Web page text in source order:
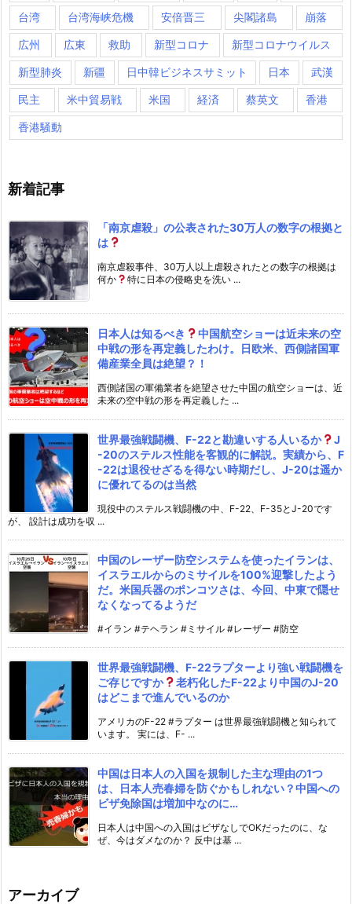
台湾 台湾海峡危機 安倍晋三 尖閣諸島 崩落
広州 広東 救助 新型コロナ 新型コロナウイルス
新型肺炎 新疆 日中韓ビジネスサミット 日本 武漢
民主 米中貿易戦 米国 経済 蔡英文 香港
香港騒動
新着記事
「南京虐殺」の公表された30万人の数字の根拠と
は
南京虐殺事件、30万人以上虐殺されたとの数字の根拠は
何か
特に日本の侵略史を洗い ...
日本人は知るべき
中国航空ショーは近未来の空
中戦の形を再定義したわけ。日欧米、西側諸国軍
備産業全員は絶望？！
西側諸国の軍備業者を絶望させた中国の航空ショーは、近
未来の空中戦の形を再定義した ...
世界最強戦闘機、F-22と勘違いする人いるか
J
-20のステルス性能を客観的に解説。実績から、F
-22は退役せざるを得ない時期だし、J-20は遥か
に優れてるのは当然
現役中のステルス戦闘機の中、F-22、F-35とJ-20です
が、 設計は成功を収 ...
中国のレーザー防空システムを使ったイランは、
イスラエルからのミサイルを100%迎撃したよう
だ。米国兵器のポンコツさは、今回、中東で隠せ
なくなってるようだ
#イラン #テヘラン #ミサイル #レーザー #防空
世界最強戦闘機、F-22ラプターより強い戦闘機を
ご存じですか
老朽化したF-22より中国のJ-20
はどこまで進んでいるのか
アメリカのF-22 #ラプター は世界最強戦闘機と知られて
います。 実には、F- ...
中国は日本人の入国を規制した主な理由の1つ
は、日本人売春婦を防ぐかもしれない？中国への
ビザ免除国は増加中なのに…
日本人は中国への入国はビザなしでOKだったのに、な
ぜ、今はダメなのか？ 反中は基 ...
アーカイブ